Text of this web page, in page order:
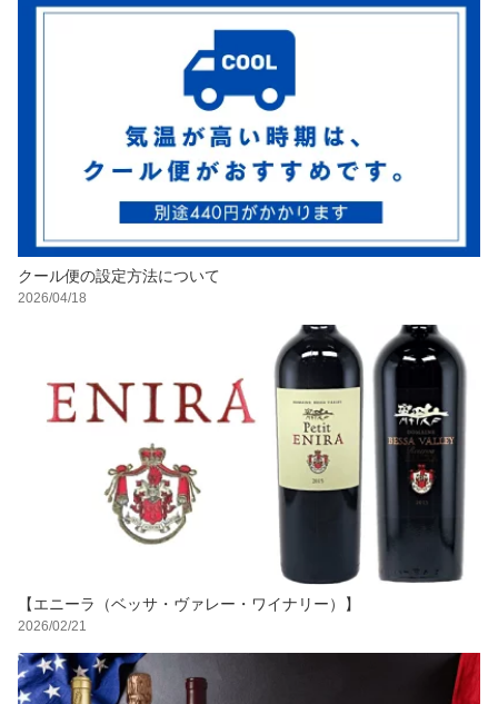
クール便の設定方法について
2026/04/18
【エニーラ（ベッサ・ヴァレー・ワイナリー）】
2026/02/21